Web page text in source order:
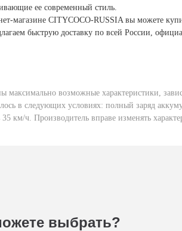
ее современный стиль.
магазине CITYCOCO-RUSSIA вы можете
быструю доставку по всей России,
максимально возможные характеристики,
в следующих условиях: полный заряд
35 км/ч. Производитель вправе изменять
выбрать?